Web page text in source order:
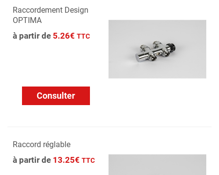
Raccordement Design
OPTIMA
à partir de 5.26€ TTC
Consulter
Raccord réglable
à partir de 13.25€ TTC